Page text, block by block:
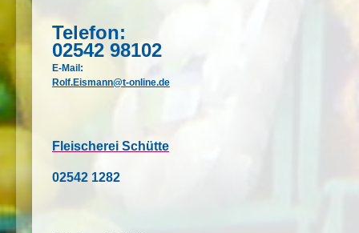
Telefon:
02542 98102
E-Mail:
Rolf.Eismann@t-online.de
Fleischerei Schütte
02542 1282